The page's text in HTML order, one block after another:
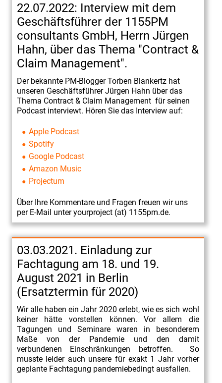
22.07.2022: Interview mit dem
Geschäftsführer der 1155PM
consultants GmbH, Herrn Jürgen
Hahn, über das Thema "Contract &
Claim Management".
Der bekannte PM-Blogger Torben Blankertz hat
unseren Geschäftsführer Jürgen Hahn über das
Thema Contract & Claim Management für seinen
Podcast interviewt. Hören Sie das Interview auf:
Apple Podcast
Spotify
Google Podcast
Amazon Music
Projectum
Über Ihre Kommentare und Fragen freuen wir uns
per E-Mail unter yourproject (at) 1155pm.de.
03.03.2021. Einladung zur
Fachtagung am 18. und 19.
August 2021 in Berlin
(Ersatztermin für 2020)
Wir alle haben ein Jahr 2020 erlebt, wie es sich wohl
keiner hätte vorstellen können. Vor allem die
Tagungen und Seminare waren in besonderem
Maße von der Pandemie und den damit
verbundenen Einschränkungen betroffen. So
musste leider auch unsere für exakt 1 Jahr vorher
geplante Fachtagung pandemiebedingt ausfallen.
9.
Baustellentag
des
VDMA.
1155PM
consultants
nimmt
teil
zum
Erfahrungsaustausch
"Zusammenarbeit
zwischen
Vertrieb
und
Projektabwicklung
beim
Claims
Management."
Vortrag
"Contract
&
Claim
Management
industriellen
Projekten"